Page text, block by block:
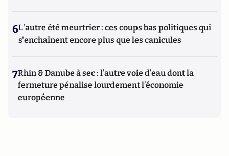
6L'autre été meurtrier : ces coups bas politiques qui
s'enchaînent encore plus que les canicules
7Rhin & Danube à sec : l’autre voie d’eau dont la
fermeture pénalise lourdement l’économie
européenne